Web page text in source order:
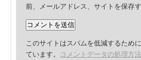
前、メールアドレス、サイトを保存す
このサイトはスパムを低減するため
ています。 コメントデータの処理方